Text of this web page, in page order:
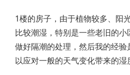
1楼的房子，由于植物较多、阳
比较潮湿，特别是一些老旧的
做好隔潮的处理，然后我的经
以应对一般的天气变化带来的湿